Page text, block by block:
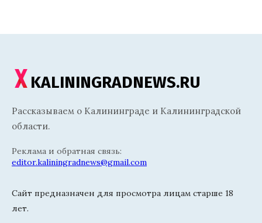
KALININGRADNEWS.RU
Рассказываем о Калининграде и Калининградской
области.
Реклама и обратная связь:
editor.kaliningradnews@gmail.com
Сайт предназначен для просмотра лицам старше 18
лет.